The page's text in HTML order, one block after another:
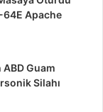
64E Apache
ABD Guam
Silahı